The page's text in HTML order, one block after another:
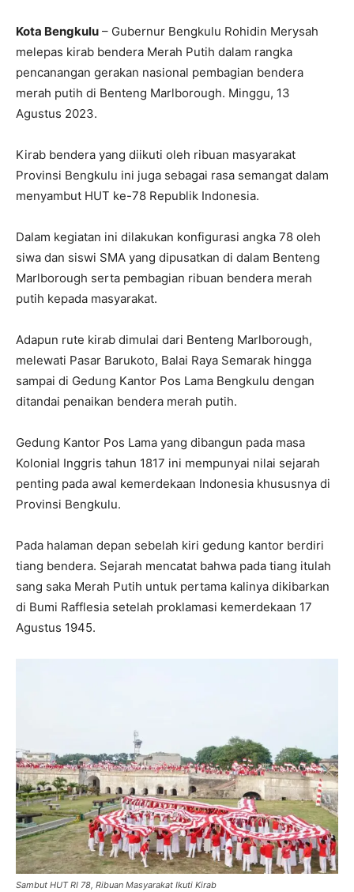
Kota Bengkulu – Gubernur Bengkulu Rohidin Merysah
melepas kirab bendera Merah Putih dalam rangka
pencanangan gerakan nasional pembagian bendera
merah putih di Benteng Marlborough. Minggu, 13
Agustus 2023.
Kirab bendera yang diikuti oleh ribuan masyarakat
Provinsi Bengkulu ini juga sebagai rasa semangat dalam
menyambut HUT ke-78 Republik Indonesia.
Dalam kegiatan ini dilakukan konfigurasi angka 78 oleh
siwa dan siswi SMA yang dipusatkan di dalam Benteng
Marlborough serta pembagian ribuan bendera merah
putih kepada masyarakat.
Adapun rute kirab dimulai dari Benteng Marlborough,
melewati Pasar Barukoto, Balai Raya Semarak hingga
sampai di Gedung Kantor Pos Lama Bengkulu dengan
ditandai penaikan bendera merah putih.
Gedung Kantor Pos Lama yang dibangun pada masa
Kolonial Inggris tahun 1817 ini mempunyai nilai sejarah
penting pada awal kemerdekaan Indonesia khususnya di
Provinsi Bengkulu.
Pada halaman depan sebelah kiri gedung kantor berdiri
tiang bendera. Sejarah mencatat bahwa pada tiang itulah
sang saka Merah Putih untuk pertama kalinya dikibarkan
di Bumi Rafflesia setelah proklamasi kemerdekaan 17
Agustus 1945.
Sambut HUT RI 78, Ribuan Masyarakat Ikuti Kirab